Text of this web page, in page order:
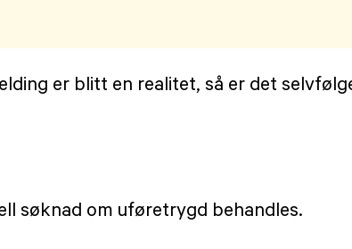
er blitt en realitet, så er det
søknad om uføretrygd behandles.